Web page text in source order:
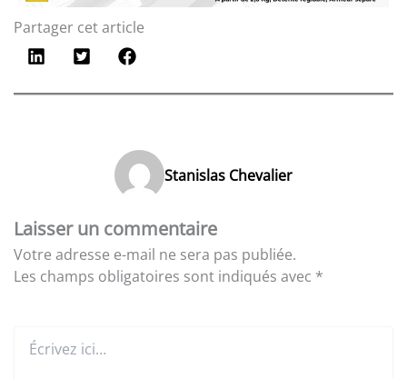
Partager cet article
Stanislas Chevalier
Laisser un commentaire
Votre adresse e-mail ne sera pas publiée.
Les champs obligatoires sont indiqués avec *
ici…